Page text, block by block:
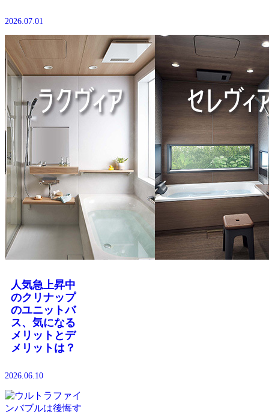
2026.07.01
人気急上昇中
のクリナップ
のユニットバ
ス、気になる
メリットとデ
メリットは？
2026.06.10